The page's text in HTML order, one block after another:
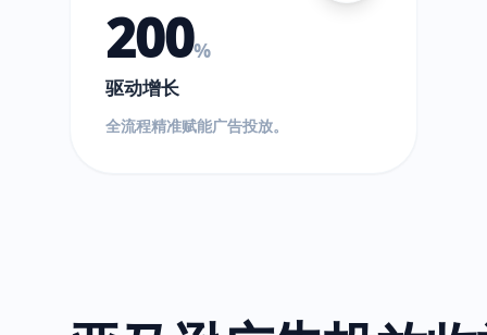
200%
驱动增长
全流程精准赋能广告投放。